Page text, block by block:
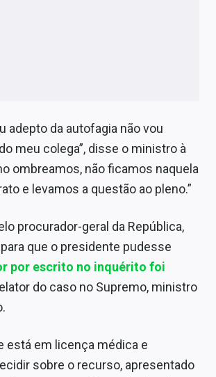
adepto da autofagia não vou
meu colega”, disse o ministro à
ombreamos, não ficamos naquela
e levamos a questão ao pleno.”
procurador-geral da República,
que o presidente pudesse
por escrito no inquérito foi
do caso no Supremo, ministro
está em licença médica e
sobre o recurso, apresentado